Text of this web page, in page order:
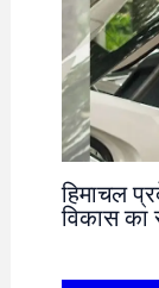
हिमाचल
विकास का